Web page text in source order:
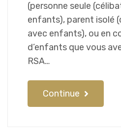
(personne seule
enfants), parent isolé
avec enfants), ou en
d’enfants que vous
RSA…
Continue